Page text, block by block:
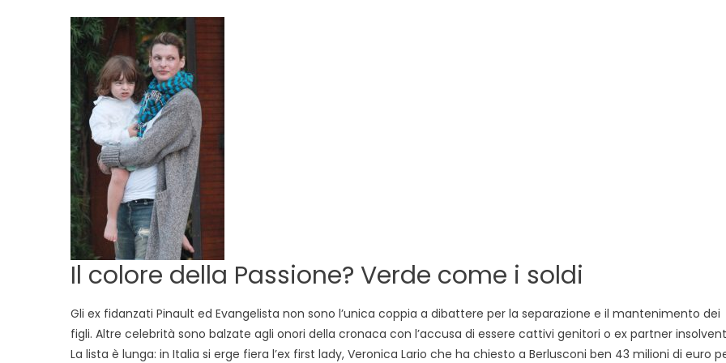
Il colore della Passione? Verde come i soldi
Gli ex fidanzati Pinault ed Evangelista non sono l’unica coppia a dibattere per la separazione e il mantenimento dei
figli. Altre celebrità sono balzate agli onori della cronaca con l’accusa di essere cattivi genitori o ex partner
La lista è lunga: in Italia si erge fiera l’ex first lady, Veronica Lario che ha chiesto a Berlusconi ben 43 milioni di euro